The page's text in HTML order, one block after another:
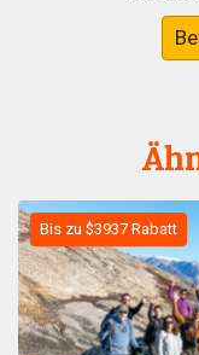
Bis zu $3937 Rabatt